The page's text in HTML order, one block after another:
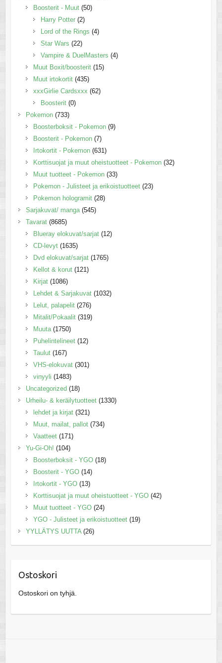
Boosterit - Muut (50)
Harry Potter (2)
Lord of the Rings (4)
Star Wars (22)
Vampire & DuelMasters (4)
Muut Boxit/boosterit (15)
Muut irtokortit (435)
xxxGirlie Cardsxxx (62)
Boosterit (0)
Pokemon (733)
Boosterboksit - Pokemon (9)
Boosterit - Pokemon (7)
Irtokortit - Pokemon (631)
Korttisuojat ja muut oheistuotteet - Pokemon (32)
Muut tuotteet - Pokemon (33)
Pokemon - Julisteet ja erikoistuotteet (23)
Pokemon hologramit (28)
Sarjakuvat/ manga (545)
Tavarat (8685)
Blueray elokuvat/sarjat (12)
CD-levyt (1635)
Dvd elokuvat/sarjat (1765)
Kellot & korut (121)
Kirjat (1086)
Lehdet & Sarjakuvat (1032)
Lelut, palapelit (276)
Mitalit/Pokaalit (319)
Muuta (1750)
Puhelintelineet (12)
Taulut (167)
VHS-elokuvat (301)
vinyyli (1483)
Uncategorized (18)
Urheilu- & keräilytuotteet (1330)
lehdet ja kirjat (321)
Muut, mailat, pallot (734)
Vaatteet (171)
Yu-Gi-Oh! (104)
Boosterboksit - YGO (18)
Boosterit - YGO (14)
Irtokortit - YGO (13)
Korttisuojat ja muut oheistuotteet - YGO (42)
Muut tuotteet - YGO (24)
YGO - Julisteet ja erikoistuotteet (19)
YYLLÄTYS UUTTA (26)
Ostoskori
Ostoskori on tyhjä.